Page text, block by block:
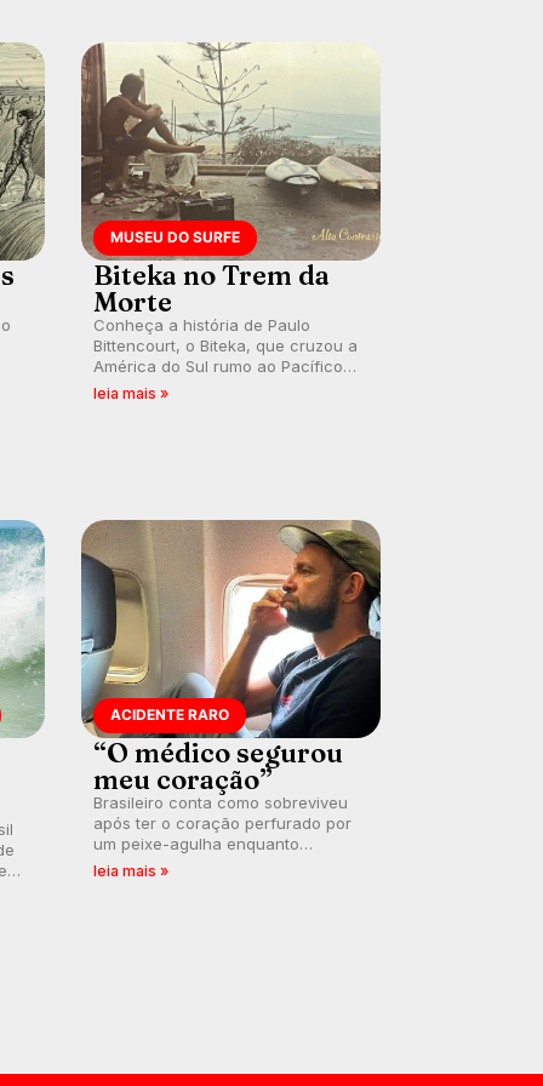
MUSEU DO SURFE
Biteka no Trem da
Morte
Conheça a história de Paulo
Bittencourt, o Biteka, que cruzou a
América do Sul rumo ao Pacífico
em uma jornada que se tornou um
leia mais »
ACIDENTE RARO
“O médico segurou
meu coração”
Brasileiro conta como sobreviveu
após ter o coração perfurado por
um peixe-agulha enquanto
surfava na Costa Rica.
leia mais »